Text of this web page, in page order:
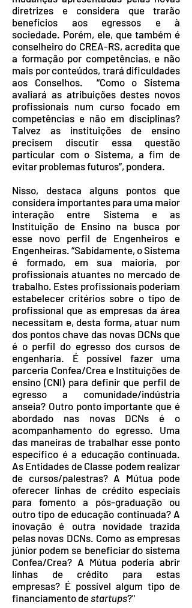
diretrizes e considera que trarão
benefícios aos egressos e à
sociedade. Porém, ele, que também é
conselheiro do CREA-RS, acredita que
a formação por competências, e não
mais por conteúdos, trará dificuldades
aos Conselhos. “Como o Sistema
avaliará as atribuições destes novos
profissionais num curso focado em
competências e não em disciplinas?
Talvez as instituições de ensino
precisem discutir essa questão
particular com o Sistema, a fim de
evitar problemas futuros”, pondera.
Nisso, destaca alguns pontos que
considera importantes para uma maior
interação entre Sistema e as
Instituição de Ensino na busca por
esse novo perfil de Engenheiros e
Engenheiras. “Sabidamente, o Sistema
é formado, em sua maioria, por
profissionais atuantes no mercado de
trabalho. Estes profissionais poderiam
estabelecer critérios sobre o tipo de
profissional que as empresas da área
necessitam e, desta forma, atuar num
dos pontos chave das novas DCNs que
é o perfil do egresso dos cursos de
engenharia. É possível fazer uma
parceria Confea/Crea e Instituições de
ensino (CNI) para definir que perfil de
egresso a comunidade/indústria
anseia? Outro ponto importante que é
abordado nas novas DCNs é o
acompanhamento do egresso. Uma
das maneiras de trabalhar esse ponto
específico é a educação continuada.
As Entidades de Classe podem realizar
de cursos/palestras? A Mútua pode
oferecer linhas de crédito especiais
para fomento a pós-graduação ou
outro tipo de educação continuada? A
inovação é outra novidade trazida
pelas novas DCNs. Como as empresas
júnior podem se beneficiar do sistema
Confea/Crea? A Mútua poderia abrir
linhas de crédito para estas
empresas? É possível algum tipo de
financiamento destartups?"